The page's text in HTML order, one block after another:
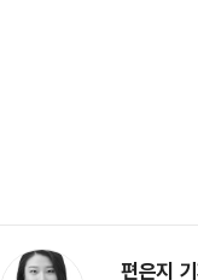
편은지